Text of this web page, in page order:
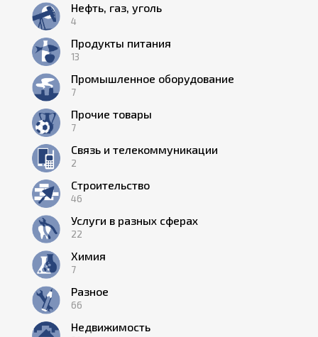
Нефть, газ, уголь
4
Продукты питания
13
Промышленное оборудование
7
Прочие товары
7
Связь и телекоммуникации
2
Строительство
46
Услуги в разных сферах
22
Химия
7
Разное
66
Недвижимость